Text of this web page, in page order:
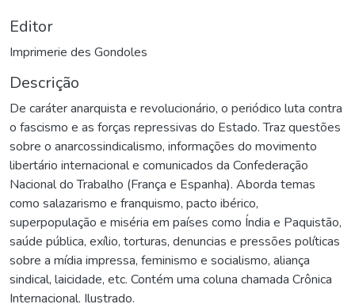
Editor
Imprimerie des Gondoles
Descrição
De caráter anarquista e revolucionário, o periódico luta contra
o fascismo e as forças repressivas do Estado. Traz questões
sobre o anarcossindicalismo, informações do movimento
libertário internacional e comunicados da Confederação
Nacional do Trabalho (França e Espanha). Aborda temas
como salazarismo e franquismo, pacto ibérico,
superpopulação e miséria em países como Índia e Paquistão,
saúde pública, exílio, torturas, denuncias e pressões políticas
sobre a mídia impressa, feminismo e socialismo, aliança
sindical, laicidade, etc. Contém uma coluna chamada Crônica
Internacional. Ilustrado.